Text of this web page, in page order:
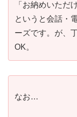
「お納めいただ
というと会話・
ーズです。が、
OK。
なお…